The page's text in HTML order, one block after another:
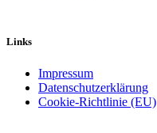
Links
Impressum
Datenschutzerklärung
Cookie-Richtlinie (EU)